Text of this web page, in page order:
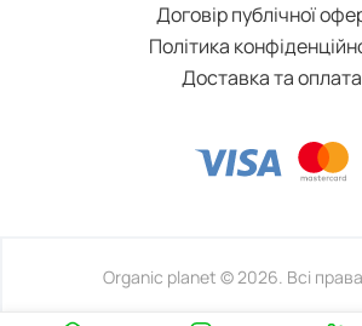
Договір публічної
Політика
Доставка та оплата
Organic planet © 2026. Всі